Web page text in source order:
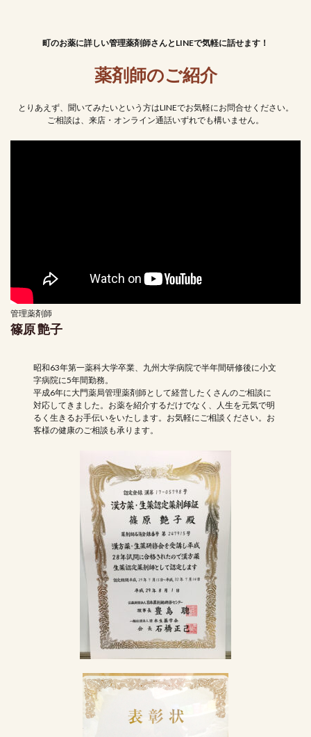
町のお薬に詳しい管理薬剤師さんとLINEで気軽に話せます！
薬剤師のご紹介
とりあえず、聞いてみたいという方はLINEでお気軽にお問合せください。
ご相談は、来店・オンライン通話いずれでも構いません。
管理薬剤師
篠原 艶子
昭和63年第一薬科大学卒業、九州大学病院で半年間研修後に小文
字病院に5年間勤務。
平成6年に大門薬局管理薬剤師として経営したくさんのご相談に
対応してきました。お薬を紹介するだけでなく、人生を元気で明
るく生きるお手伝いをいたします。お気軽にご相談ください。お
客様の健康のご相談も承ります。